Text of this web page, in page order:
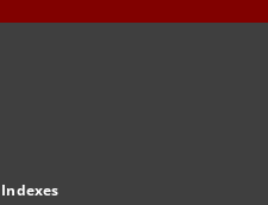
Indexes